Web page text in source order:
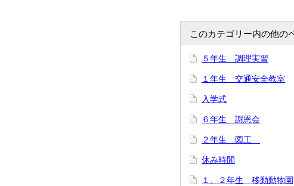
このカテゴリー内の他の
５年生 調理実習
１年生 交通安全教室
入学式
６年生 謝恩会
２年生 図工
休み時間
１、２年生 移動動物園